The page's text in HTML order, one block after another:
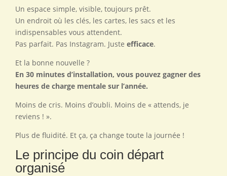
Un espace simple, visible, toujours prêt.
Un endroit où les clés, les cartes, les sacs et les
indispensables vous attendent.
Pas parfait. Pas Instagram. Juste efficace.
Et la bonne nouvelle ?
En 30 minutes d’installation, vous pouvez gagner des
heures de charge mentale sur l’année.
Moins de cris. Moins d’oubli. Moins de « attends, je
reviens ! ».
Plus de fluidité. Et ça, ça change toute la journée !
Le principe du coin départ
organisé